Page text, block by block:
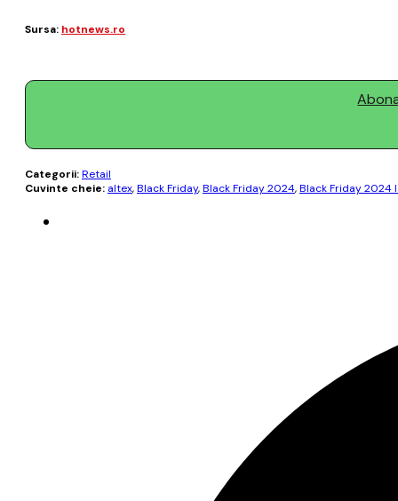
Sursa: hotnews.ro
Categorii:Retail
Cuvinte cheie: altex,Black Friday,Black Friday 2024,Black Friday 2024